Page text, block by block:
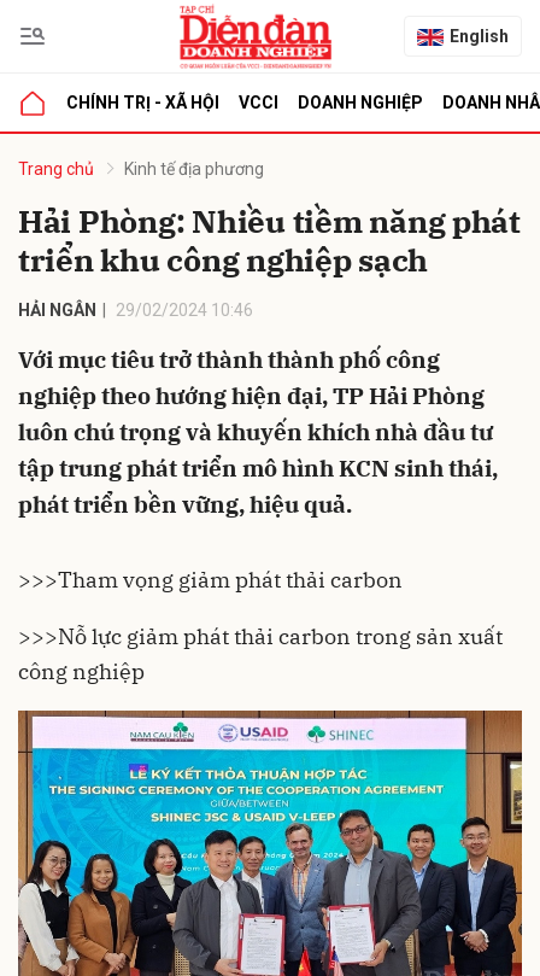
English
CHÍNH TRỊ - XÃ HỘI VCCI DOANH NGHIỆP DOANH
Trang chủ Kinh tế địa phương
Hải Phòng: Nhiều tiềm năng phát
triển khu công nghiệp sạch
HẢI NGÂN 29/02/2024 10:46
Với mục tiêu trở thành thành phố công
nghiệp theo hướng hiện đại, TP Hải Phòng
luôn chú trọng và khuyến khích nhà đầu tư
tập trung phát triển mô hình KCN sinh thái,
phát triển bền vững, hiệu quả.
>>>Tham vọng giảm phát thải carbon
>>>Nỗ lực giảm phát thải carbon trong sản xuất
công nghiệp
luận
Hủy